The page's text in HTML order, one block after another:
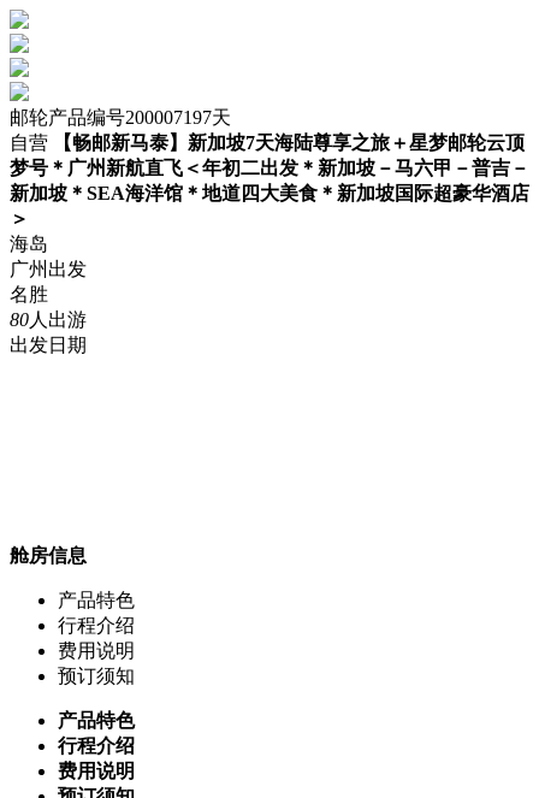
邮轮 产品编号200007197天
自营
【畅邮新马泰】新加坡7天海陆尊享之旅＋星梦邮轮云顶
梦号＊广州新航直飞＜年初二出发＊新加坡－马六甲－普吉－
新加坡＊SEA海洋馆＊地道四大美食＊新加坡国际超豪华酒店
＞
海岛
广州出发
名胜
80人出游
出发日期
舱房信息
产品特色
行程介绍
费用说明
预订须知
产品特色
行程介绍
费用说明
预订须知